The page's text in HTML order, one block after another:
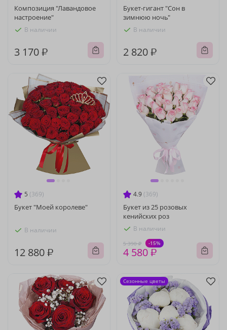
Композиция "Лавандовое
настроение"
В наличии
3 170 ₽
Букет-гигант "Сон в
зимнюю ночь"
В наличии
2 820 ₽
5 (369)
Букет "Моей королеве"
В наличии
12 880 ₽
4.9 (369)
Букет из 25 розовых
кенийских роз
В наличии
5 390 ₽ -15%
4 580 ₽
Сезонные цветы